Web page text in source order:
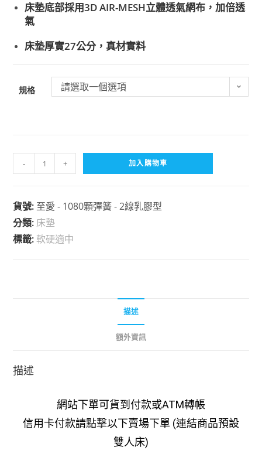
床墊底部採用3D AIR-MESH立體透氣網布，加倍透
氣
床墊厚實27公分，真材實料
規格 請選取一個選項
- + 加入購物車
貨號: 至愛 - 1080顆彈簧 - 2線乳膠型
分類: 床墊
標籤:軟硬適中
描述
額外資訊
描述
網站下單可貨到付款或ATM轉帳
信用卡付款請點擊以下賣場下單 (連結商品預設
雙人床)